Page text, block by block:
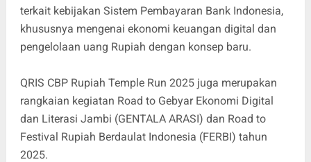
terkait kebijakan Sistem Pembayaran Bank Indonesia,
khususnya mengenai ekonomi keuangan digital dan
pengelolaan uang Rupiah dengan konsep baru.
QRIS CBP Rupiah Temple Run 2025 juga merupakan
rangkaian kegiatan Road to Gebyar Ekonomi Digital
dan Literasi Jambi (GENTALA ARASI) dan Road to
Festival Rupiah Berdaulat Indonesia (FERBI) tahun
2025.